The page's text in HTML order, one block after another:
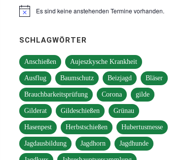
HinweisEs sind keine anstehenden Termine vorhanden.
SCHLAGWÖRTER
Anschießen Aujeszkysche Krankheit
Ausflug Baumschutz Beizjagd Bläser
Brauchbarkeitsprüfung Corona gilde
Gilderat Gildeschießen Grünau
Hasenpest Herbstschießen Hubertusmesse
Jagdausbildung Jagdhorn Jagdhunde